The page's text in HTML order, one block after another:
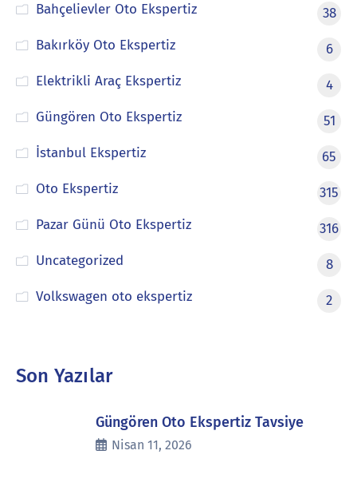
Bahçelievler Oto Ekspertiz
38
Bakırköy Oto Ekspertiz
6
Elektrikli Araç Ekspertiz
4
Güngören Oto Ekspertiz
51
İstanbul Ekspertiz
65
Oto Ekspertiz
315
Pazar Günü Oto Ekspertiz
316
Uncategorized
8
Volkswagen oto ekspertiz
2
Son Yazılar
Güngören Oto Ekspertiz Tavsiye
Nisan 11, 2026